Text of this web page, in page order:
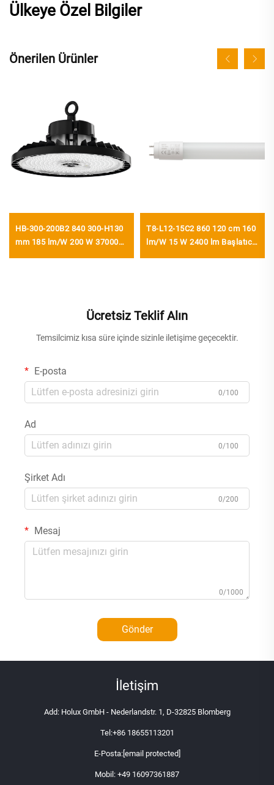
Ülkeye Özel Bilgiler
Önerilen Ürünler
HB-300-200B2 840 300-H130
mm 185 lm/W 200 W 37000
T8-L12-15C2 860 120 cm 160
lm/W 15 W 2400 lm Başlatıcılı
Ücretsiz Teklif Alın
Temsilcimiz kısa süre içinde sizinle iletişime geçecektir.
E-posta
0/100
Ad
0/100
Şirket Adı
0/200
Mesaj
0/1000
Gönder
İletişim
Add: Holux GmbH - Nederlandstr. 1, D-32825 Blomberg
Tel:+86 18655113201
E-Posta:[email protected]
Mobil: +49 16097361887